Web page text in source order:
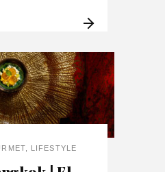
, LIFESTYLE